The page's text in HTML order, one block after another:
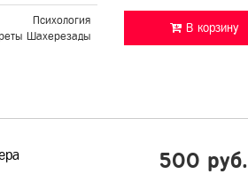
Психология
Шахерезады
В корзину
500 руб.